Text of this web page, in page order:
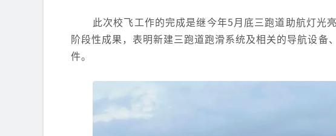
此次校飞工作的完成是继今年5月底三跑道助航灯光
阶段性成果，表明新建三跑道跑滑系统及相关的导航设
件。